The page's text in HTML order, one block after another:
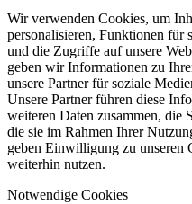
Wir verwenden Cookies, um
personalisieren, Funktionen für
und die Zugriffe auf unsere
geben wir Informationen zu
unsere Partner für soziale
Unsere Partner führen diese
weiteren Daten zusammen, die
die sie im Rahmen Ihrer
geben Einwilligung zu unseren
weiterhin nutzen.
Notwendige Cookies